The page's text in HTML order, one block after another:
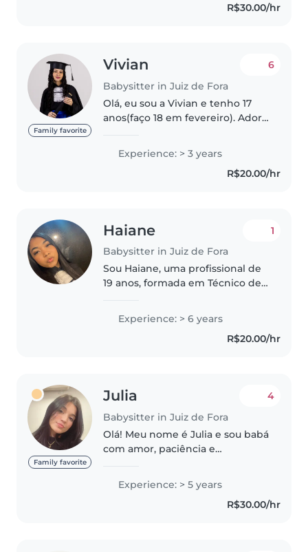
R$30.00/hr
Family favorite
Vivian
Babysitter in Juiz de Fora
6
Olá, eu sou a Vivian e tenho 17
anos(faço 18 em fevereiro). Adoro
depois de começar a andar.
Estou disposta a cuidar, brincar,..
Experience: > 3 years
R$20.00/hr
Haiane
Babysitter in Juiz de Fora
1
Sou Haiane, uma profissional de
19 anos, formada em Técnico de
adicionais como Cuidadora de
Idosos e Atendente de Farmácia.
Já atuei dando aulas particulares..
Experience: > 6 years
R$20.00/hr
Family favorite
Julia
Babysitter in Juiz de Fora
4
Olá! Meu nome é Julia e sou babá
com amor, paciência e
experiência cuidando de
crianças de diferentes idades e
entendo a importância de um
Experience: > 5 years
R$30.00/hr